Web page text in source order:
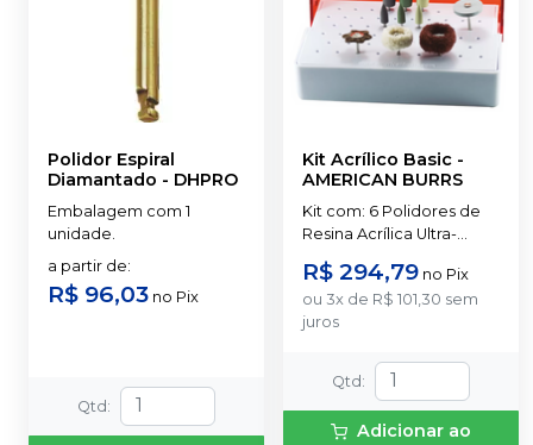
Polidor Espiral
Diamantado - DHPRO
Embalagem com 1
unidade.
a partir de:
R$ 96,03 no Pix
Qtd :
Kit Acrílico Basic -
AMERICAN BURRS
Kit com: 6 Polidores de
Resina Acrílica Ultra-
Technique 3 Escovas de
Polimentos 1 Polidor de
Cerâmica Ultra-Cerapol..
R$ 294,79 no Pix
ou 3x de R$ 101,30 sem
juros
Qtd :
Adicionar ao